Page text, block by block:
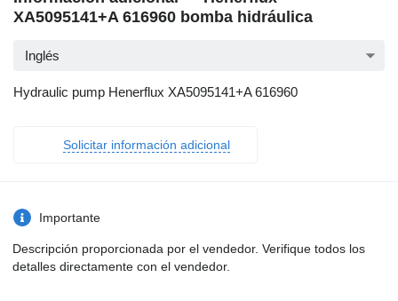
XA5095141+A 616960 bomba hidráulica
Inglés
Hydraulic pump Henerflux XA5095141+A 616960
Solicitar información adicional
Importante
Descripción proporcionada por el vendedor. Verifique todos los
detalles directamente con el vendedor.